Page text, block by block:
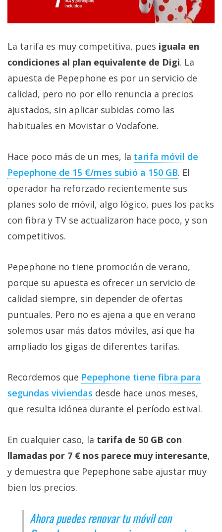
La tarifa es muy competitiva, pues iguala en
condiciones al plan equivalente de Digi. La
apuesta de Pepephone es por un servicio de
calidad, pero no por ello renuncia a precios
ajustados, sin aplicar subidas como las
habituales en Movistar o Vodafone.
Hace poco más de un mes, la tarifa móvil de
Pepephone de 15 €/mes subió a 150 GB‎. El
operador ha reforzado recientemente sus
planes solo de móvil, algo lógico, pues los packs
con fibra y TV se actualizaron hace poco, y son
competitivos.
Pepephone no tiene promoción de verano,
porque su apuesta es ofrecer un servicio de
calidad siempre, sin depender de ofertas
puntuales. Pero no es ajena a que en verano
solemos usar más datos móviles, así que ha
ampliado los gigas de diferentes tarifas.
Recordemos que Pepephone tiene fibra para
segundas viviendas‎ desde hace unos meses,
que resulta idónea durante el período estival.
En cualquier caso, la tarifa de 50 GB con
llamadas por 7 € nos parece muy interesante,
y demuestra que Pepephone sabe ajustar muy
bien los precios.
Ahora puedes renovar tu móvil con